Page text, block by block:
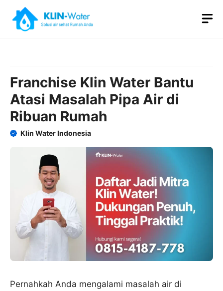
content
Franchise Klin Water Bantu
Atasi Masalah Pipa Air di
Ribuan Rumah
Klin Water Indonesia
Pernahkah Anda mengalami masalah air di